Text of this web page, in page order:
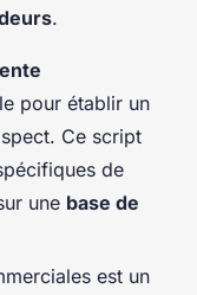
.
pour établir un
Ce script
de
une base de
est un